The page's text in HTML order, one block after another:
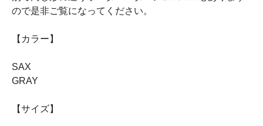
ので是非ご覧になってください。
【カラー】
SAX
GRAY
【サイズ】